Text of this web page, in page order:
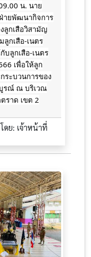
น. นาย
ายพัฒนากิจการ
ลูกเสือวิสามัญ
กเสือ-เนตร
ลูกเสือ-เนตร
เพื่อให้ลูก
ระบวนการของ
บูรณ์ ณ บริเวณ
ราด เขต 2
โดย: เจ้าหน้าที่